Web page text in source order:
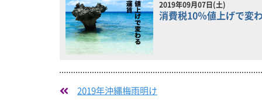
2019年09月07日(土)
消費税10％値上げで変
2019年沖縄梅雨明け